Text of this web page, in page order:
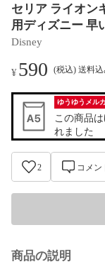
セリア ライオン
用ディズニー 早
Disney
¥590 (税込) 送料
ゆうゆうメル
この商品は
れました
2 コメン
商品の説明